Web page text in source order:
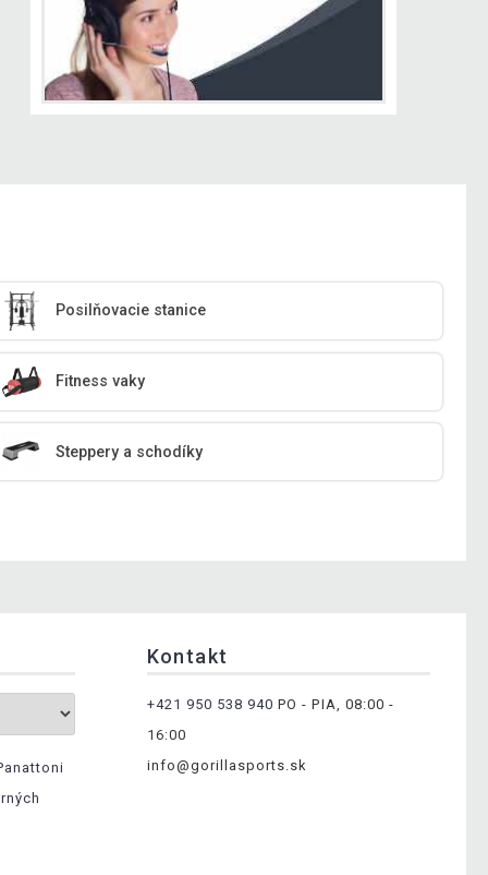
Posilňovacie stanice
Fitness vaky
Steppery a schodíky
Kontakt
+421 950 538 940 PO - PIA, 08:00 -
16:00
info@gorillasports.sk